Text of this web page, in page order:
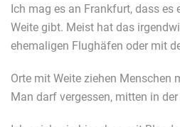
Ich mag es an Frankfurt, dass es
Weite gibt. Meist hat das
ehemaligen Flughäfen oder mit
Orte mit Weite ziehen Menschen
Man darf vergessen, mitten in